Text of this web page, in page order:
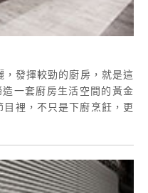
發揮較勁的廚房，就是這
一套廚房生活空間的黃金
裡，不只是下廚烹飪，更